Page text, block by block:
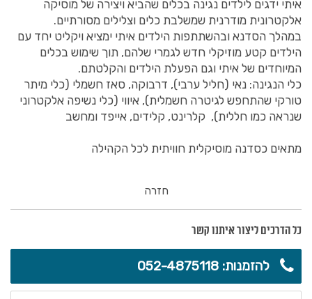
איתי ידגים לילדים נגינה בכלים שהביא ויצירה של מוסיקה
אלקטרונית מודרנית שמשלבת כלים וצלילים מסורתיים.
במהלך הסדנא ובהשתתפות הילדים איתי ימציא ויקליט יחד עם
הילדים קטע מוזיקלי חדש לגמרי שלהם, תוך שימוש בכלים
המיוחדים של איתי וגם הפעלת הילדים והקלטתם.
כלי הנגינה: נאי (חליל ערבי), דרבוקה, סאז חשמלי (כלי מיתר
טורקי שהתחפש לגיטרה חשמלית), איווי (כלי נשיפה אלקטרוני
שנראה כמו חללית), קלרינט, קלידים, אייפד ומחשב
מתאים כסדנה מוסיקלית חוויתית לכל הקהילה
חזרה
כל הדרכים ליצור איתנו קשר
להזמנות: 052-4875118